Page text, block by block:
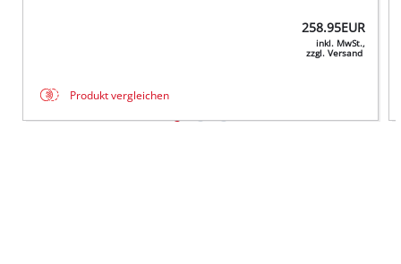
258.95EUR
inkl. MwSt.,
zzgl. Versand
Produkt vergleichen